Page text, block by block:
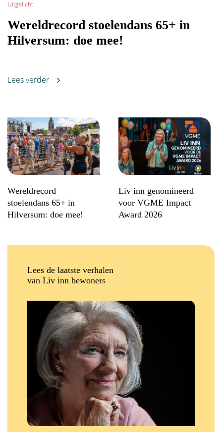
E-mailadres*
Telefoonnummer*
Privacy en nieuwsbrief
Ik ga akkoord met het privacybeleid
E-mailadres*
Privacy en nieuwsbrief
*Verplichte velden
Uitgelicht
Wereldrecord stoelendans 65+ in
Hilversum: doe mee!
Lees verder
Wereldrecord
stoelendans 65+ in
Hilversum: doe mee!
Liv inn genomineerd
voor VGME Impact
Award 2026
Lees de laatste verhalen
van Liv inn bewoners